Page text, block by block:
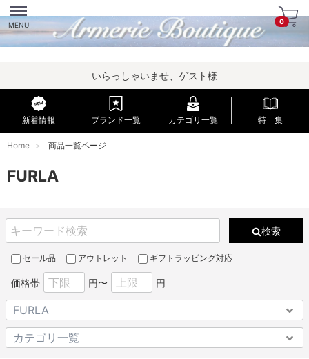
Menu
MENU 0
いらっしゃいませ、ゲスト様
新着情報 ブランド一覧 カテゴリ一覧 特 集
Home 商品一覧ページ
FURLA
検索
セール品 アウトレット ギフトラッピング対応
価格帯 円〜 円